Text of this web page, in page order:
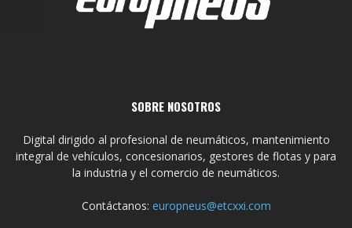
SOBRE NOSOTROS
Digital dirigido al profesional de neumáticos, mantenimiento
integral de vehículos, concesionarios, gestores de flotas y para
la industria y el comercio de neumáticos.
Contáctanos: europneus@etcxxi.com